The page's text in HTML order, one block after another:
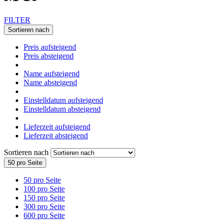
FILTER
Sortieren nach
Preis aufsteigend
Preis absteigend
Name aufsteigend
Name absteigend
Einstelldatum aufsteigend
Einstelldatum absteigend
Lieferzeit aufsteigend
Lieferzeit absteigend
Sortieren nach
50 pro Seite
50 pro Seite
100 pro Seite
150 pro Seite
300 pro Seite
600 pro Seite